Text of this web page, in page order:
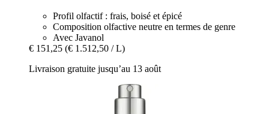
Profil olfactif : frais, boisé et épicé
Composition olfactive neutre en termes de genre
Avec Javanol
€ 151,25 (€ 1.512,50 / L)
Livraison gratuite jusqu’au 13 août